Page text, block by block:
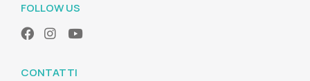
FOLLOW US
CONTATTI